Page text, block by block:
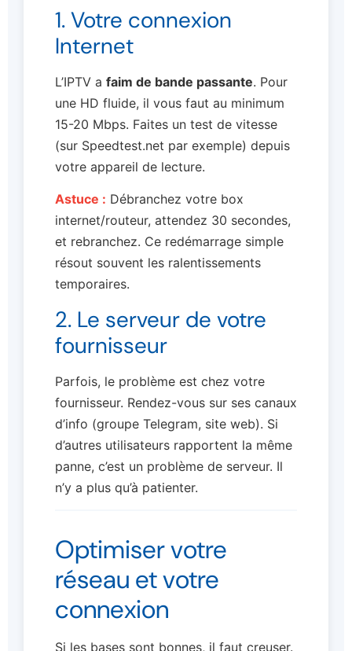
1. Votre connexion
Internet
L’IPTV a faim de bande passante. Pour
une HD fluide, il vous faut au minimum
15-20 Mbps. Faites un test de vitesse
(sur Speedtest.net par exemple) depuis
votre appareil de lecture.
Astuce : Débranchez votre box
internet/routeur, attendez 30 secondes,
et rebranchez. Ce redémarrage simple
résout souvent les ralentissements
temporaires.
2. Le serveur de votre
fournisseur
Parfois, le problème est chez votre
fournisseur. Rendez-vous sur ses canaux
d’info (groupe Telegram, site web). Si
d’autres utilisateurs rapportent la même
panne, c’est un problème de serveur. Il
n’y a plus qu’à patienter.
Optimiser votre
réseau et votre
connexion
Si les bases sont bonnes, il faut creuser.